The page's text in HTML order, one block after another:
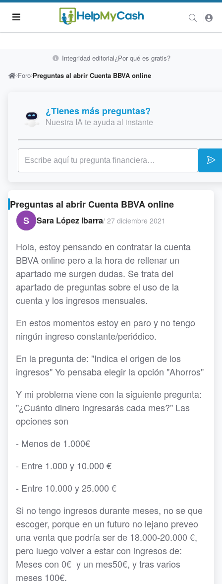
Integridad editorial¿Por qué es gratis?
Foro Preguntas al abrir Cuenta BBVA online
¿Tienes más preguntas?
Nuestra IA te ayuda al instante
Preguntas al abrir Cuenta BBVA online
S
Sara López Ibarra/ 27 diciembre 2021
Hola, estoy pensando en contratar la cuenta
BBVA online pero a la hora de rellenar un
apartado me surgen dudas. Se trata del
apartado de preguntas sobre el uso de la
cuenta y los ingresos mensuales.
En estos momentos estoy en paro y no tengo
ningún ingreso constante/periódico.
En la pregunta de: "Indica el origen de los
ingresos" Yo pensaba elegir la opción "Ahorros"
Y mi problema viene con la siguiente pregunta:
"¿Cuánto dinero ingresarás cada mes?" Las
opciones son
- Menos de 1.000€
- Entre 1.000 y 10.000 €
- Entre 10.000 y 25.000 €
Si no tengo ingresos durante meses, no se que
escoger, porque en un futuro no lejano preveo
una venta que podría ser de 18.000-20.000 €,
pero luego volver a estar con ingresos de:
Meses con 0€ y un mes50€, y tras varios
meses 100€.